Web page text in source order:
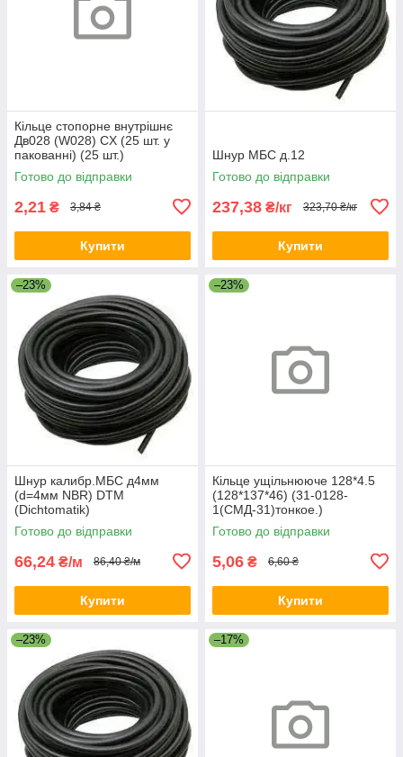
Кільце стопорне внутрішнє
Дв028 (W028) CX (25 шт. у
пакованні) (25 шт.)
Готово до відправки
2,21 ₴ 3,84 ₴
Купити
Шнур МБС д.12
Готово до відправки
237,38 ₴/кг 323,70 ₴/кг
Купити
–23%
Шнур калибр.МБС д4мм
(d=4мм NBR) DTM
(Dichtomatik)
Готово до відправки
66,24 ₴/м 86,40 ₴/м
Купити
–23%
Кільце ущільнююче 128*4.5
(128*137*46) (31-0128-
1(СМД-31)тонкое.)
Резинопласт
Готово до відправки
5,06 ₴ 6,60 ₴
Купити
–23% –17%